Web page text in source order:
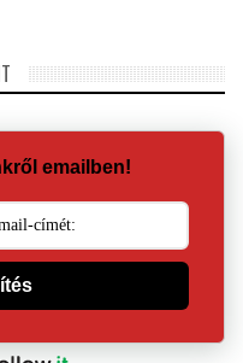
emailben!